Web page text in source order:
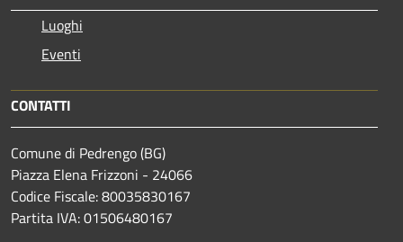
Luoghi
Eventi
CONTATTI
Comune di Pedrengo (BG)
Piazza Elena Frizzoni - 24066
Codice Fiscale: 80035830167
Partita IVA: 01506480167